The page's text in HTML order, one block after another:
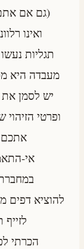
(גם אם
ואינו
תגליות
מעבדה היא
יש לסמן
ופרטי
אתכם
אי-
להוציא דפים